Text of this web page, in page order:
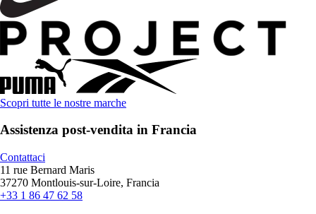
Scopri tutte le nostre marche
Assistenza post-vendita in Francia
Contattaci
11 rue Bernard Maris
37270 Montlouis-sur-Loire, Francia
+33 1 86 47 62 58